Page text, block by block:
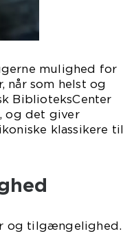
mulighed for
når som helst og
BiblioteksCenter
og det giver
klassikere til
og tilgængelighed.